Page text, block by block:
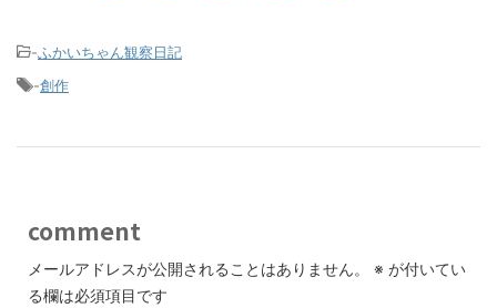
-ふかいちゃん観察日記
-創作
comment
メールアドレスが公開されることはありません。 ※ が付いてい
る欄は必須項目です